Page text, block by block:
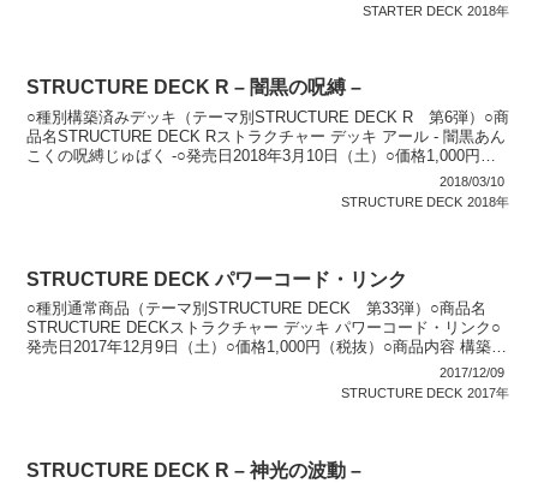
STARTER DECK 2018年
STRUCTURE DECK R – 闇黒の呪縛 –
○種別構築済みデッキ（テーマ別STRUCTURE DECK R 第6弾）○商
品名STRUCTURE DECK Rストラクチャー デッキ アール - 闇黒あん
こくの呪縛じゅばく -○発売日2018年3月10日（土）○価格1,000円
2018/03/10
STRUCTURE DECK 2018年
STRUCTURE DECK パワーコード・リンク
○種別通常商品（テーマ別STRUCTURE DECK 第33弾）○商品名
STRUCTURE DECKストラクチャー デッキ パワーコード・リンク○
発売日2017年12月9日（土）○価格1,000円（税抜）○商品内容 構築済
2017/12/09
STRUCTURE DECK 2017年
STRUCTURE DECK R – 神光の波動 –